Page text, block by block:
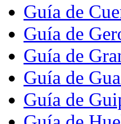
Guía de
Guía de
Guía de
Guía de
Guía de